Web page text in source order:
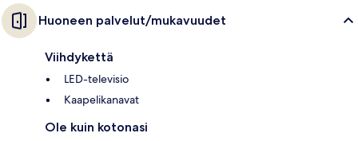
Huoneen palvelut/mukavuudet
Viihdykettä
LED-televisio
Kaapelikanavat
Ole kuin kotonasi